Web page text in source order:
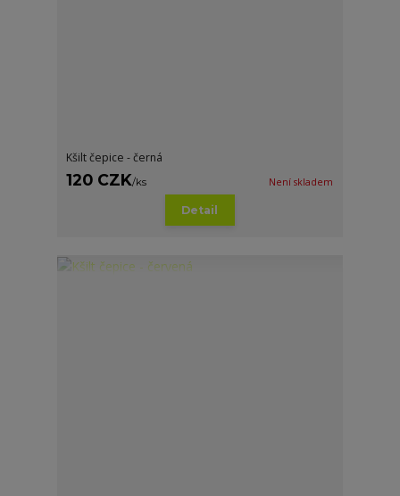
Kšilt čepice - černá
120 CZK/ks Není skladem
Detail